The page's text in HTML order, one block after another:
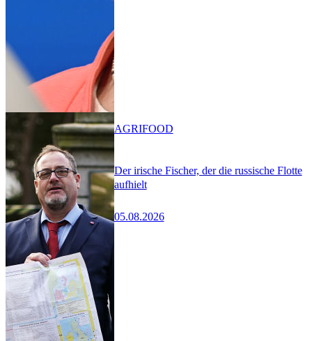
Der irische Fischer, der die russische Flotte
aufhielt
05.08.2026
AGRIFOOD